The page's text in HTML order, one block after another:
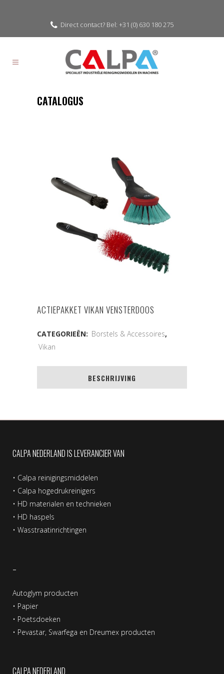
Direct contact? Bel: +31 (0) 630 180 275
CATALOGUS
ACTIEPAKKET VIKAN VENSTERDOOS
CATEGORIEËN: Borstels & Accessoires,
Vikan
BESCHRIJVING
CALPA NEDERLAND IS LEVERANCIER VAN
• Calpa reinigingsmiddelen
• Calpa hogedrukreinigers
• HD materialen en technieken
• HD haspels
• Wasstraatinrichtingen
–
Autoglym producten
• Papier
• Poetsdoeken
• Pevastar, Swarfega en Dreumex producten
CALPA NEDERLAND